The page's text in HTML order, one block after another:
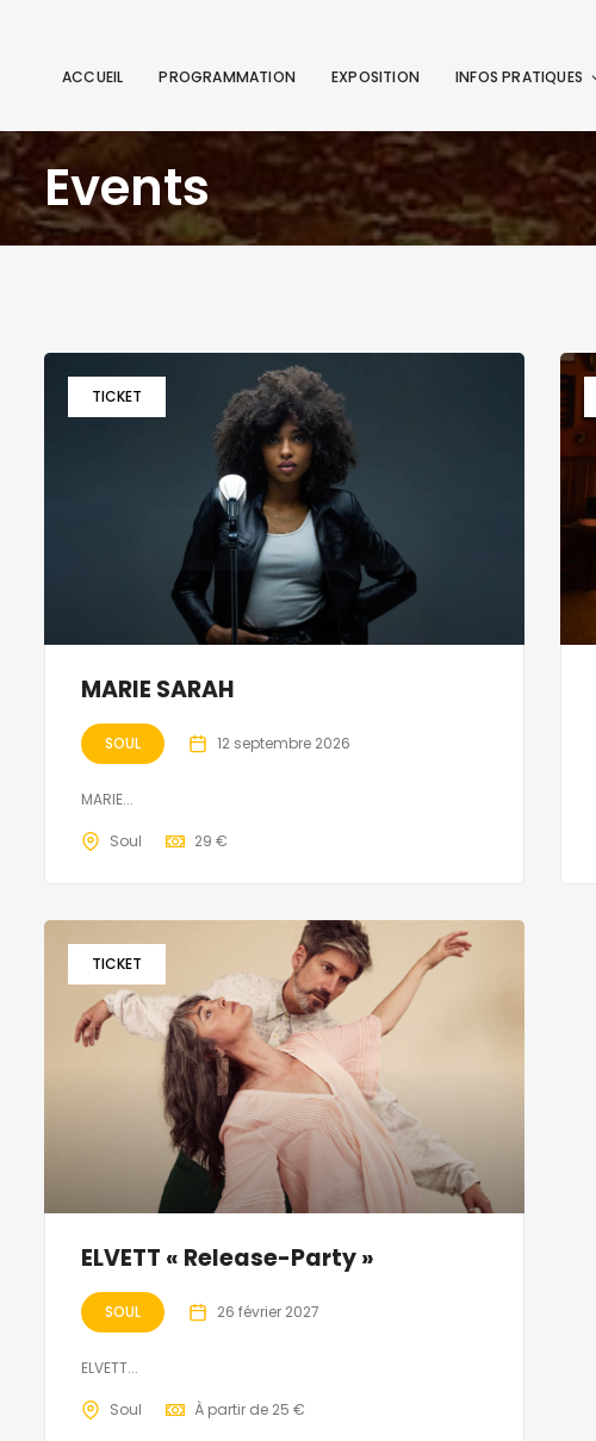
ACCUEIL PROGRAMMATION EXPOSITION INFOS PRATIQUES
Events
TICKET
MARIE SARAH
SOUL 12 septembre 2026
MARIE...
Soul 29 €
TICKET
ELVETT « Release-Party »
SOUL 26 février 2027
ELVETT...
Soul À partir de 25 €